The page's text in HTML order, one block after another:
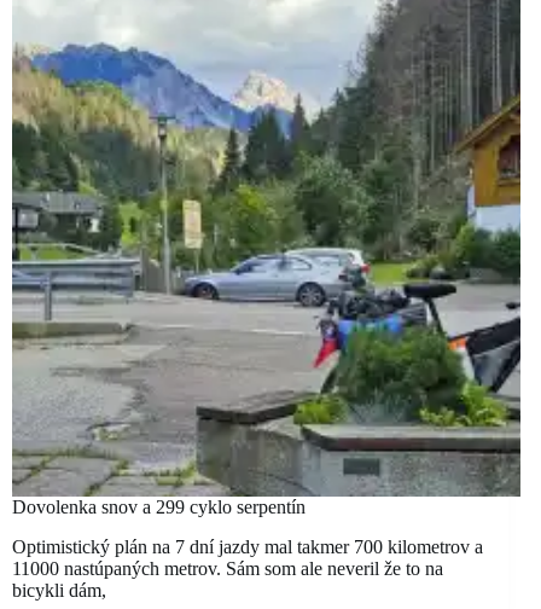
Dovolenka snov a 299 cyklo serpentín
Optimistický plán na 7 dní jazdy mal takmer 700 kilometrov a
11000 nastúpaných metrov. Sám som ale neveril že to na
bicykli dám,